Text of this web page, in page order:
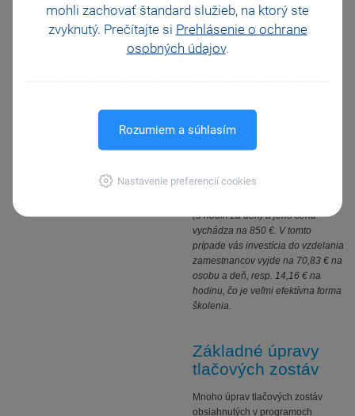
mohli zachovať štandard služieb, na ktorý ste
zvyknutý. Prečítajte si Prehlásenie o ochrane
osobných údajov.
Rozumiem a súhlasím
Nastavenie preferencií cookies
naraz. Prebieha podľa osnovy
zostavenej v spolupráci
s konzultantom STORMWARE
a počíta sa v ňom s dostatočným
u zákazníka, tak v učebniach
STORMWARE.
skladu a fakturácie pre
(5 hodín za deň) a jeho cena
vychádza na 850 €. V tomto
prípade vás investícia do vzdelania
zamestnancov vyjde na 70,83 € na
osobu a deň, resp. 14,16 € na
hodinu, čo je veľmi efektívna forma
školenia.
Základné úpravy
tlačových zostáv
Mnoho úprav tlačových zostáv
obsiahnutých v programoch